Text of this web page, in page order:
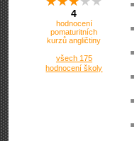
4
hodnocení
pomaturitních
kurzů angličtiny
všech 175
hodnocení školy